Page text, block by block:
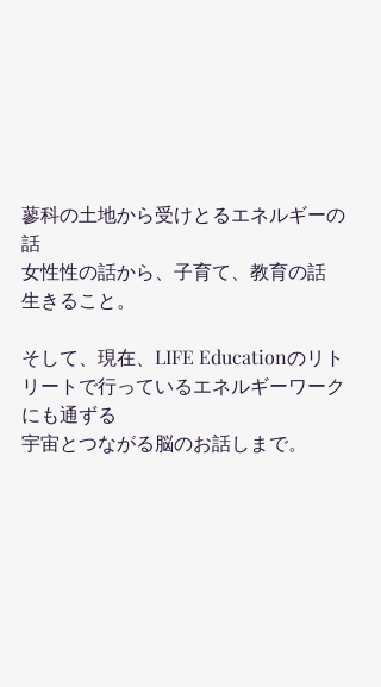
蓼科の土地から受けとるエネルギーの
話
女性性の話から、子育て、教育の話
生きること。
そして、現在、LIFE Educationのリト
リートで行っているエネルギーワーク
にも通ずる
宇宙とつながる脳のお話しまで。